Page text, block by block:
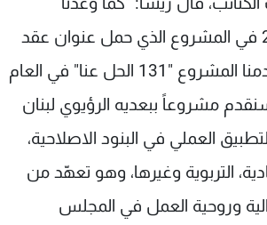
اللبنانيين في 2009 في المشروع الذي حمل عنوان عقد
للاستقرار، وكما قدمنا المشروع "131 الحل عنا" في العام
سنقدم مشروعاً ببعديه الرؤيوي لبنان
العملي في البنود الاصلاحية،
التربوية وغيرها، وهو تعهّد من
وروحية العمل في المجلس